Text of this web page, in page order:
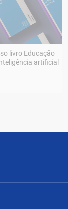
livro Educação
artificial